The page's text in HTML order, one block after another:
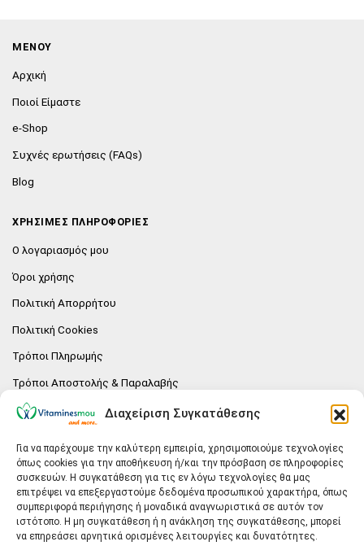
Διαχείριση Συγκατάθεσης
Για να παρέχουμε την καλύτερη εμπειρία, χρησιμοποιούμε τεχνολογίες
όπως cookies για την αποθήκευση ή/και την πρόσβαση σε πληροφορίες
συσκευών. Η συγκατάθεση για τις εν λόγω τεχνολογίες θα μας
επιτρέψει να επεξεργαστούμε δεδομένα προσωπικού χαρακτήρα, όπως
συμπεριφορά περιήγησης ή μοναδικά αναγνωριστικά σε αυτόν τον
ιστότοπο. Η μη συγκατάθεση ή η ανάκληση της συγκατάθεσης, μπορεί
να επηρεάσει αρνητικά ορισμένες λειτουργίες και δυνατότητες.
ΜΕΝΟΥ
Αρχική
Ποιοί Είμαστε
e-Shop
Συχνές ερωτήσεις (FAQs)
Blog
ΧΡΗΣΙΜΕΣ ΠΛΗΡΟΦΟΡΙΕΣ
Ο λογαριασμός μου
Όροι χρήσης
Πολιτική Απορρήτου
Πολιτική Cookies
Τρόποι Πληρωμής
Τρόποι Αποστολής & Παραλαβής
Πολιτική επιστροφών
E-SHOP
Vitaminesmou.gr.
Άγιος Δημήτριος T.K.17236
Αττική